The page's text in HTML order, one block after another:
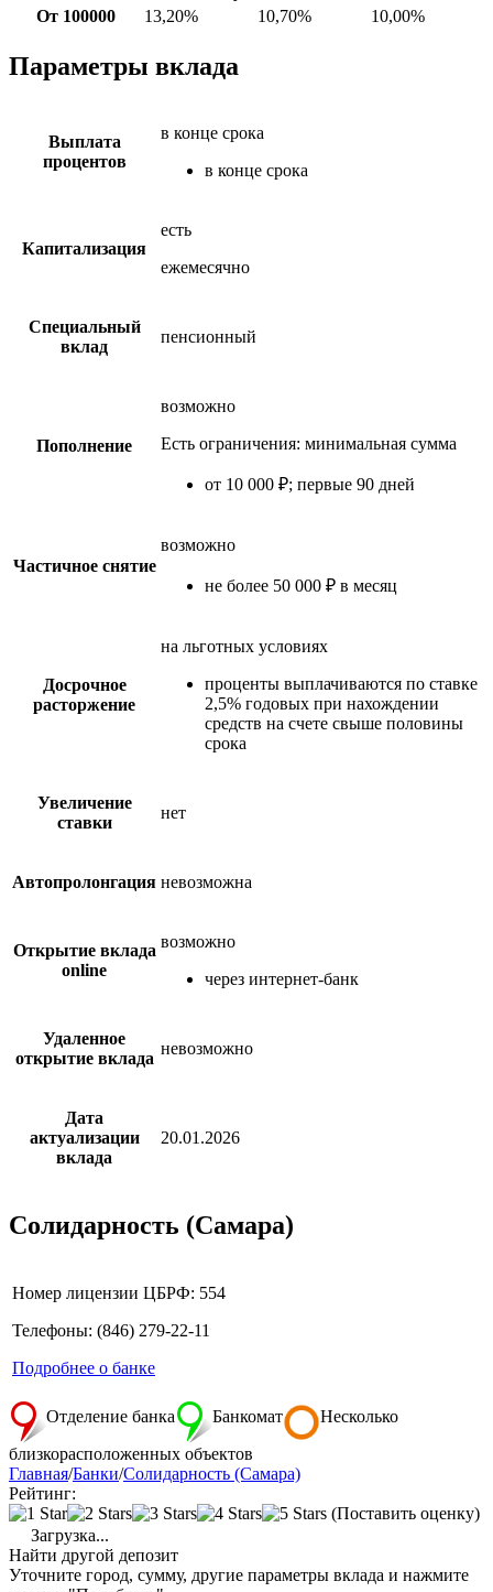
От 100000
13,20% 10,70% 10,00%
Параметры вклада
Выплата
процентов
в конце срока
в конце срока
Капитализация
есть
ежемесячно
Специальный
вклад
пенсионный
Пополнение
возможно
Есть ограничения: минимальная сумма
от 10 000 ₽; первые 90 дней
Частичное снятие
возможно
не более 50 000 ₽ в месяц
Досрочное
расторжение
на льготных условиях
проценты выплачиваются по ставке
2,5% годовых при нахождении
средств на счете свыше половины
срока
Увеличение
ставки
нет
Автопролонгация невозможна
Открытие вклада
online
возможно
через интернет-банк
Удаленное
открытие вклада
невозможно
Дата
актуализации
вклада
20.01.2026
Солидарность (Самара)
Номер лицензии ЦБРФ: 554
Телефоны: (846) 279-22-11
Подробнее о банке
Отделение банка Банкомат Несколько
близкорасположенных объектов
Главная/Банки/Солидарность (Самара)
Рейтинг:
(Поставить оценку)
Загрузка...
Найти другой депозит
Уточните город, сумму, другие параметры вклада и нажмите